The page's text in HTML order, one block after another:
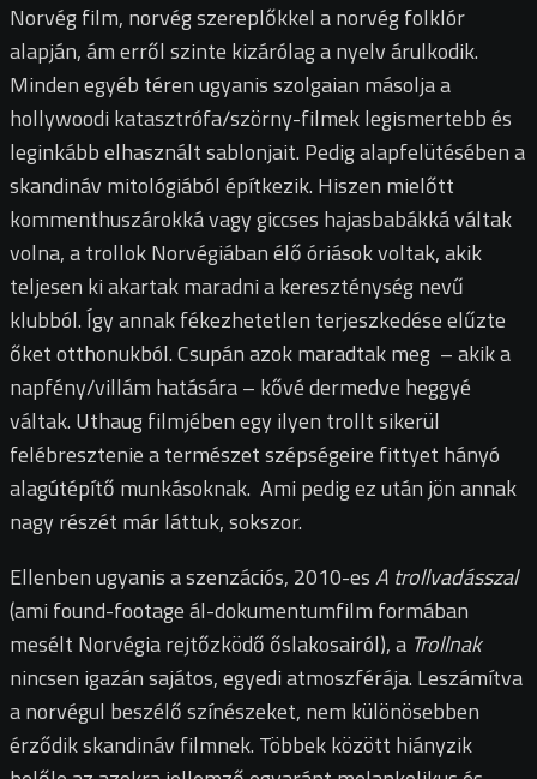
Norvég film, norvég szereplőkkel a norvég folklór
alapján, ám erről szinte kizárólag a nyelv árulkodik.
Minden egyéb téren ugyanis szolgaian másolja a
hollywoodi katasztrófa/szörny-filmek legismertebb és
leginkább elhasznált sablonjait. Pedig alapfelütésében a
skandináv mitológiából építkezik. Hiszen mielőtt
kommenthuszárokká vagy giccses hajasbabákká váltak
volna, a trollok Norvégiában élő óriások voltak, akik
teljesen ki akartak maradni a kereszténység nevű
klubból. Így annak fékezhetetlen terjeszkedése elűzte
őket otthonukból. Csupán azok maradtak meg – akik a
napfény/villám hatására – kővé dermedve heggyé
váltak. Uthaug filmjében egy ilyen trollt sikerül
felébresztenie a természet szépségeire fittyet hányó
alagútépítő munkásoknak. Ami pedig ez után jön annak
nagy részét már láttuk, sokszor.
Ellenben ugyanis a szenzációs, 2010-esA trollvadásszal
(ami found-footage ál-dokumentumfilm formában
mesélt Norvégia rejtőzködő őslakosairól), a Trollnak
nincsen igazán sajátos, egyedi atmoszférája. Leszámítva
a norvégul beszélő színészeket, nem különösebben
érződik skandináv filmnek. Többek között hiányzik